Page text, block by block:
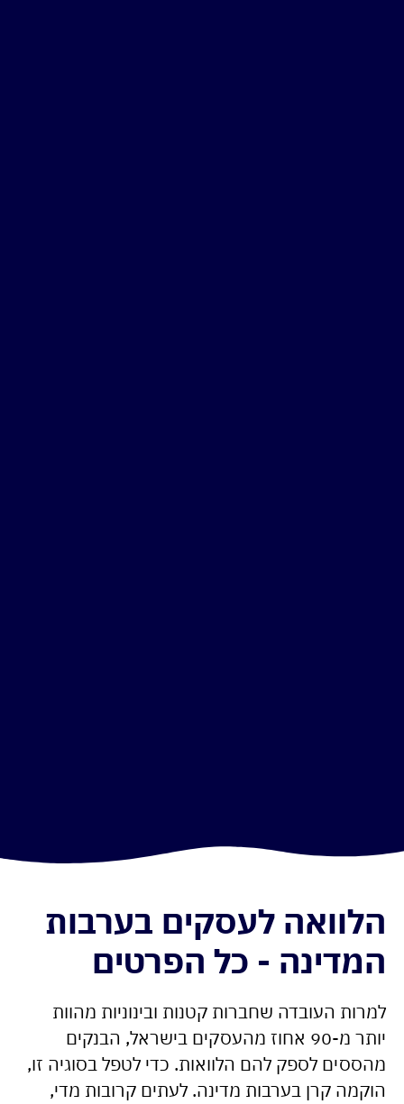
הלוואה לעסקים בערבות
המדינה - כל הפרטים
למרות העובדה שחברות קטנות ובינוניות מהוות
יותר מ-90 אחוז מהעסקים בישראל, הבנקים
מהססים לספק להם הלוואות. כדי לטפל בסוגיה זו,
הוקמה קרן בערבות מדינה. לעתים קרובות מדי,